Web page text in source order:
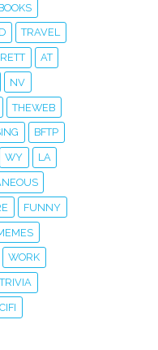
TRAVEL
AT
NV
THEWEB
BFTP
WY LA
FUNNY
WORK
TRIVIA